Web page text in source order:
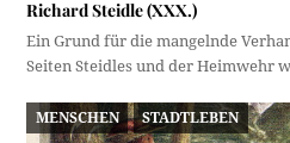
Richard Steidle (XXX.)
Ein Grund für die mangelnde
Seiten Steidles und der Heimwehr
MENSCHEN STADTLEBEN